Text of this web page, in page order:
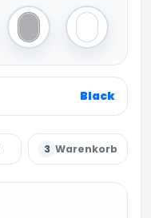
Light Grey White
Black
3 Warenkorb